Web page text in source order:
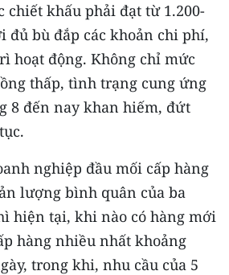
chiết khấu phải đạt từ 1.200-
đủ bù đắp các khoản chi phí,
hoạt động. Không chỉ mức
thấp, tình trạng cung ứng
8 đến nay khan hiếm, đứt
nghiệp đầu mối cấp hàng
lượng bình quân của ba
hiện tại, khi nào có hàng mới
hàng nhiều nhất khoảng
trong khi, nhu cầu của 5